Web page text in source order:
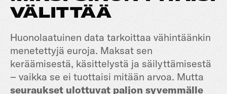
VÄLITTÄÄ
Huonolaatuinen data tarkoittaa vähintäänkin
menetettyjä euroja. Maksat sen
keräämisestä, käsittelystä ja säilyttämisestä
– vaikka se ei tuottaisi mitään arvoa. Mutta
seuraukset ulottuvat paljon syvemmälle